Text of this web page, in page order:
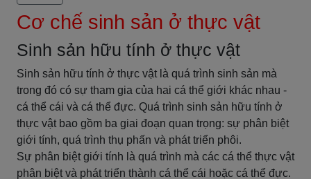
Cơ chế sinh sản ở thực vật
Sinh sản hữu tính ở thực vật
Sinh sản hữu tính ở thực vật là quá trình sinh sản mà
trong đó có sự tham gia của hai cá thể giới khác nhau -
cá thể cái và cá thể đực. Quá trình sinh sản hữu tính ở
thực vật bao gồm ba giai đoạn quan trọng: sự phân biệt
giới tính, quá trình thụ phấn và phát triển phôi.
Sự phân biệt giới tính là quá trình mà các cá thể thực vật
phân biệt và phát triển thành cá thể cái hoặc cá thể đực.